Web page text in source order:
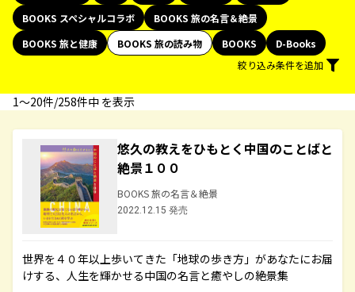
BOOKS スペシャルコラボ
BOOKS 旅の名言＆絶景
BOOKS 旅と健康
BOOKS 旅の読み物 BOOKS
D-Books
絞り込み条件を追加
1〜20件/258件中 を表示
悠久の教えをひもとく中国のことばと
絶景１００
BOOKS 旅の名言＆絶景
2022.12.15 発売
世界を４０年以上歩いてきた「地球の歩き方」があなたにお届
けする、人生を輝かせる中国の名言と癒やしの絶景集